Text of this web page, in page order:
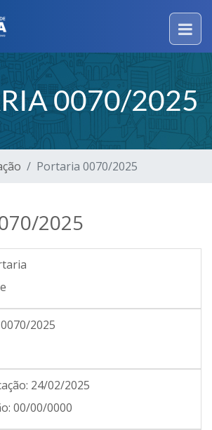
0070/2025
Portaria 0070/2025
2025
0070/2025
24/02/2025
00/00/0000